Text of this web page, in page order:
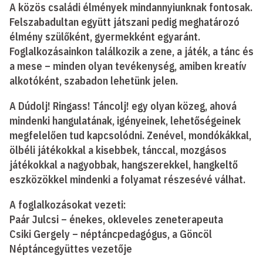
A közös családi élmények mindannyiunknak fontosak.
Felszabadultan együtt játszani pedig meghatározó
élmény szülőként, gyermekként egyaránt.
Foglalkozásainkon találkozik a zene, a játék, a tánc és
a mese – minden olyan tevékenység, amiben kreatív
alkotóként, szabadon lehetünk jelen.
A Dúdolj! Ringass! Táncolj! egy olyan közeg, ahová
mindenki hangulatának, igényeinek, lehetőségeinek
megfelelően tud kapcsolódni. Zenével, mondókákkal,
ölbéli játékokkal a kisebbek, tánccal, mozgásos
játékokkal a nagyobbak, hangszerekkel, hangkeltő
eszközökkel mindenki a folyamat részesévé válhat.
A foglalkozásokat vezeti:
Paár Julcsi – énekes, okleveles zeneterapeuta
Csiki Gergely – néptáncpedagógus, a Göncöl
Néptáncegyüttes vezetője